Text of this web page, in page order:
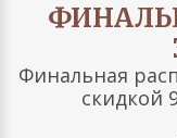
Финальная
скидкой